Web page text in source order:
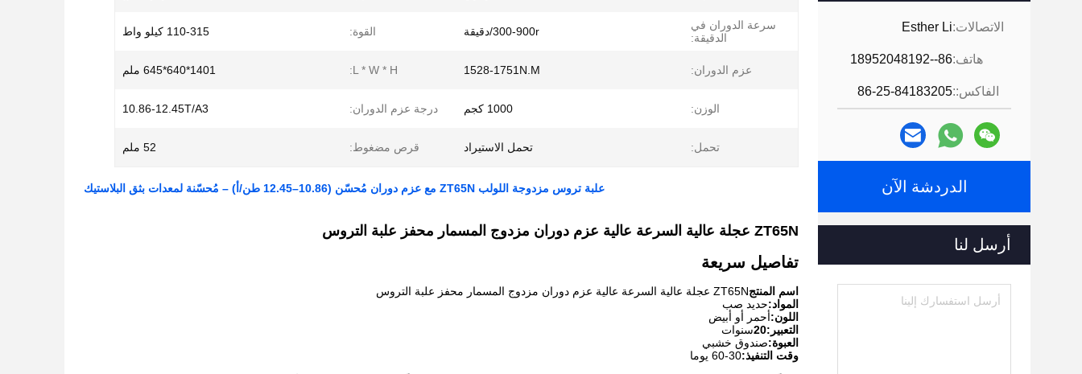
الاتصالات:Esther Li
هاتف:86--18952048192
الفاكس::86-25-84183205
الدردشة الآن
أرسل لنا
سرعة الدوران في
الدقيقة:
300-900r/دقيقة القوة: 110-315 كيلو واط
عزم الدوران: 1528-1751N.M
L * W * H: 1401*640*645 ملم
الوزن: 1000 كجم درجة عزم الدوران: 10.86-12.45T/A3
تحمل: تحمل الاستيراد قرص مضغوط: 52 ملم
علبة تروس مزدوجة اللولب ZT65N مع عزم دوران مُحسّن (10.86–12.45 طن/أ) – مُحسّنة لمعدات بثق البلاستيك
ZT65N عجلة عالية السرعة عالية عزم دوران مزدوج المسمار محفز علبة التروس
تفاصيل سريعة
اسم المنتجZT65N عجلة عالية السرعة عالية عزم دوران مزدوج المسمار محفز علبة التروس
المواد:حديد صب
اللون:أحمر أو أبيض
التعبير:20
سنوات
العبوة:صندوق خشبي
وقت التنفيذ:30-60 يوما